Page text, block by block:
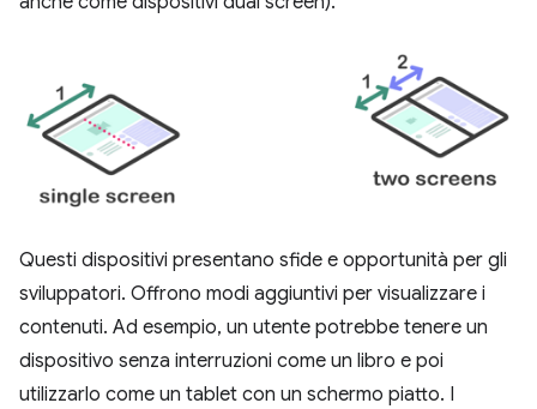
Questi dispositivi presentano sfide e opportunità per gli
sviluppatori. Offrono modi aggiuntivi per visualizzare i
contenuti. Ad esempio, un utente potrebbe tenere un
dispositivo senza interruzioni come un libro e poi
utilizzarlo come un tablet con un schermo piatto. I